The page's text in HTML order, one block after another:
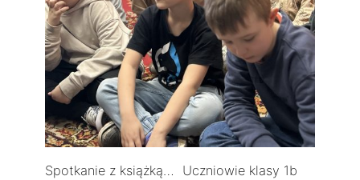
Spotkanie z książką… Uczniowie klasy 1b